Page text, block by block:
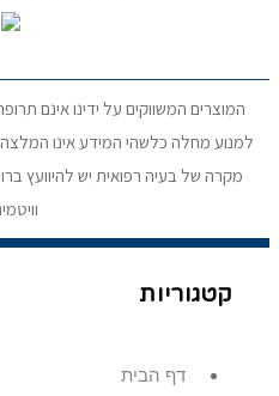
המוצרים המשווקים על ידינו אינם
למנוע מחלה כלשהי המידע אינו
מקרה של בעיה רפואית יש להיוועץ
קטגוריות
דף הבית